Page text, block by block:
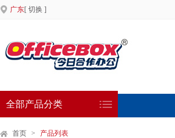
广东[ 切换 ]
全部产品分类
首页 > 产品列表